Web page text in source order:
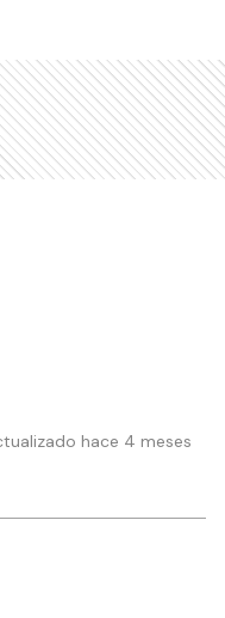
hace 4 meses